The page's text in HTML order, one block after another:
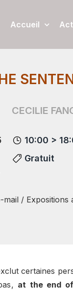
Accueil
CECILIE
10:00 >
Gratuit
/ Expositions
certaines
at the end